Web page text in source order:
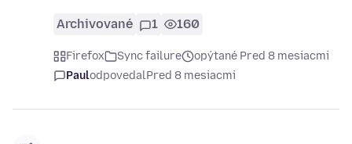
Archivované 1 160
Firefox Sync failure
opýtané Pred 8 mesiacmi
PaulodpovedalPred 8 mesiacmi